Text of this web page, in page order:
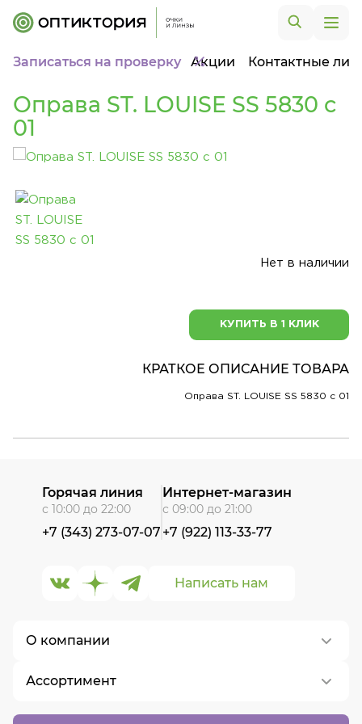
Записаться на проверку Акции Контактные
Оправа ST. LOUISE SS 5830 c
01
Нет в наличии
КУПИТЬ В 1 КЛИК
КРАТКОЕ ОПИСАНИЕ ТОВАРА
Оправа ST. LOUISE SS 5830 c 01
О компании
О нас
Контакты
Ассортимент
Написать нам
Горячая линия
с 10:00 до 22:00
+7 (343) 273-07-07
Интернет-магазин
с 09:00 до 21:00
+7 (922) 113-33-77